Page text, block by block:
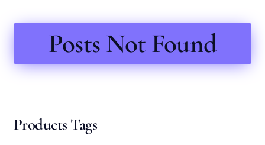
Posts Not Found
Products Tags